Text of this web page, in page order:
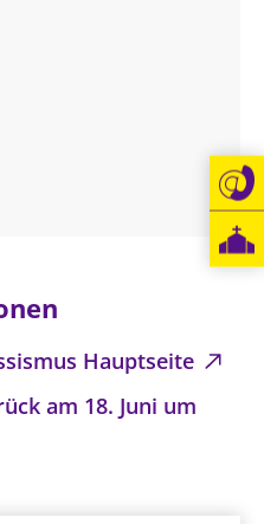
Hauptseite
am 18. Juni um